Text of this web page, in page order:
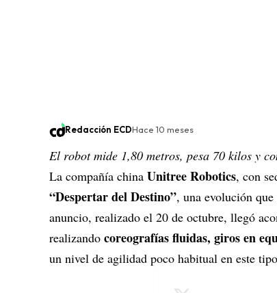
Redacción ECDHace 10 meses
El robot mide 1,80 metros, pesa 70 kilos y
La compañía china Unitree Robotics, con
“Despertar del Destino”, una evolución
anuncio, realizado el 20 de octubre, llegó
realizando coreografías fluidas, giros en
un nivel de agilidad poco habitual en este